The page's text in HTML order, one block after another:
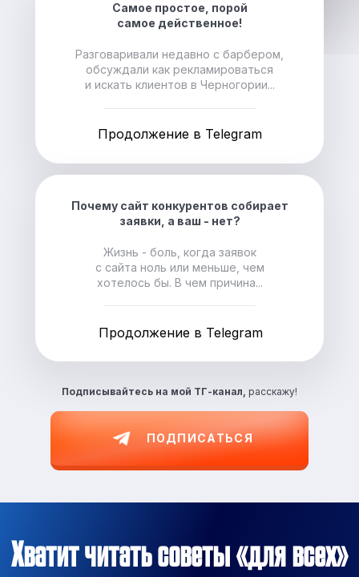
Подписывайтесь на мой ТГ-канал, расскажу!
ПОДПИСАТЬСЯ
Самое простое, порой
самое действенное!
Разговаривали недавно с барбером,
обсуждали как рекламироваться
и искать клиентов в Черногории...
Продолжение в Telegram
Почему сайт конкурентов собирает
заявки, а ваш - нет?
Жизнь - боль, когда заявок
с сайта ноль или меньше, чем
хотелось бы. В чем причина...
Продолжение в Telegram
Хватит читать советы «для всех»